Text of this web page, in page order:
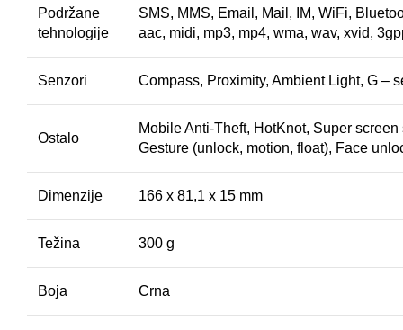
Podržane
tehnologije
SMS, MMS, Email, Mail, IM, WiFi,
aac, midi, mp3, mp4, wma, wav, xvid,
Senzori Compass, Proximity, Ambient Light, G –
Ostalo
Mobile Anti-Theft, HotKnot, Super screen
Gesture (unlock, motion, float), Face
Dimenzije 166 x 81,1 x 15 mm
Težina 300 g
Boja Crna